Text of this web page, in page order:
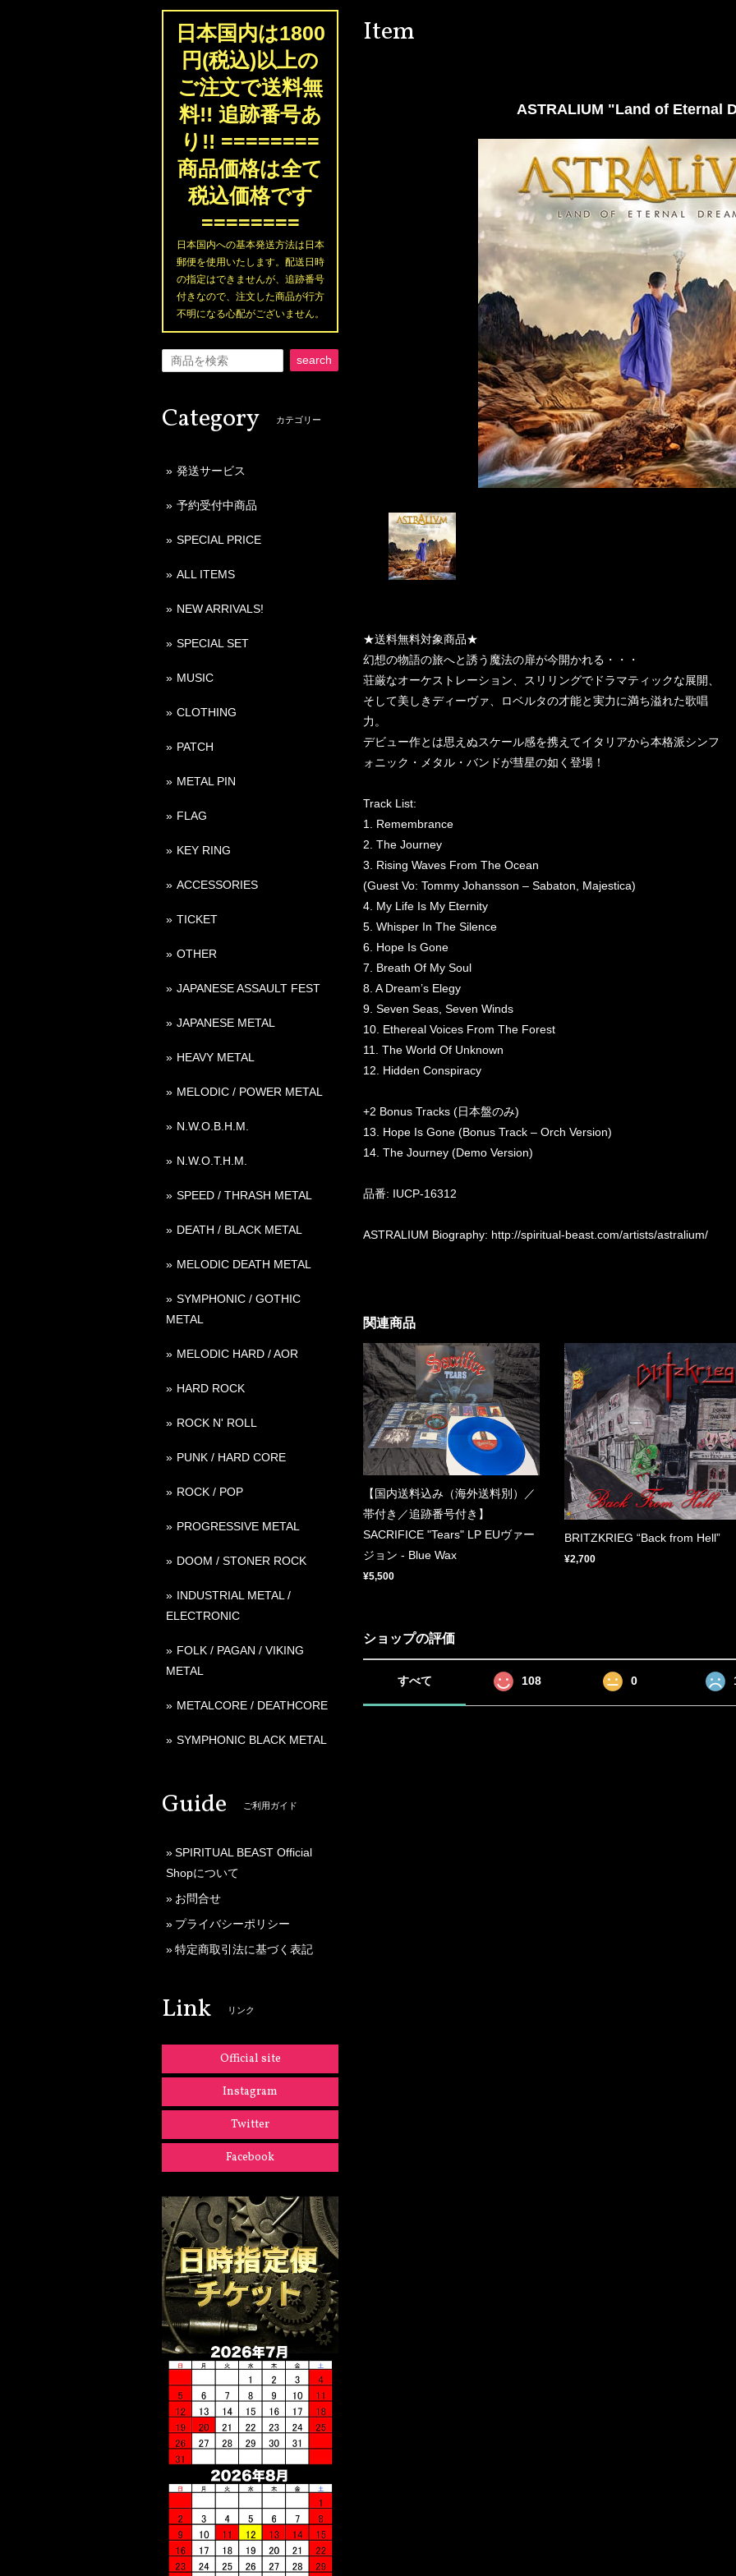
Item
ASTRALIUM "Land of Eternal
★送料無料対象商品★
幻想の物語の旅へと誘う魔法の扉が今開かれる・・・
荘厳なオーケストレーション、スリリングでドラマティックな展開、
そして美しきディーヴァ、ロベルタの才能と実力に満ち溢れた歌唱
力。
デビュー作とは思えぬスケール感を携えてイタリアから本格派シンフ
ォニック・メタル・バンドが彗星の如く登場！
Track List:
1. Remembrance
2. The Journey
3. Rising Waves From The Ocean
(Guest Vo: Tommy Johansson – Sabaton, Majestica)
4. My Life Is My Eternity
5. Whisper In The Silence
6. Hope Is Gone
7. Breath Of My Soul
8. A Dream’s Elegy
9. Seven Seas, Seven Winds
10. Ethereal Voices From The Forest
11. The World Of Unknown
12. Hidden Conspiracy
+2 Bonus Tracks (日本盤のみ)
13. Hope Is Gone (Bonus Track – Orch Version)
14. The Journey (Demo Version)
品番: IUCP-16312
ASTRALIUM Biography: http://spiritual-beast.com/artists/astralium/
関連商品
【国内送料込み（海外送料別）／
帯付き／追跡番号付き】
SACRIFICE "Tears" LP EUヴァー
ジョン - Blue Wax
¥5,500
BRITZKRIEG “Back from Hell”
¥2,700
ショップの評価
すべて 108 0
日本国内は1800
円(税込)以上の
ご注文で送料無
料!! 追跡番号あ
り!! ========
商品価格は全て
税込価格です
========
日本国内への基本発送方法は日本
郵便を使用いたします。配送日時
の指定はできませんが、追跡番号
付きなので、注文した商品が行方
不明になる心配がございません。
search
Category カテゴリー
発送サービス
予約受付中商品
SPECIAL PRICE
ALL ITEMS
NEW ARRIVALS!
SPECIAL SET
MUSIC
CLOTHING
PATCH
METAL PIN
FLAG
KEY RING
ACCESSORIES
TICKET
OTHER
JAPANESE ASSAULT FEST
JAPANESE METAL
HEAVY METAL
MELODIC / POWER METAL
N.W.O.B.H.M.
N.W.O.T.H.M.
SPEED / THRASH METAL
DEATH / BLACK METAL
MELODIC DEATH METAL
SYMPHONIC / GOTHIC
METAL
MELODIC HARD / AOR
HARD ROCK
ROCK N' ROLL
PUNK / HARD CORE
ROCK / POP
PROGRESSIVE METAL
DOOM / STONER ROCK
INDUSTRIAL METAL /
ELECTRONIC
FOLK / PAGAN / VIKING
METAL
METALCORE / DEATHCORE
SYMPHONIC BLACK METAL
Guide ご利用ガイド
SPIRITUAL BEAST Official
Shopについて
お問合せ
プライバシーポリシー
特定商取引法に基づく表記
Link リンク
Official site
Instagram
Twitter
Facebook